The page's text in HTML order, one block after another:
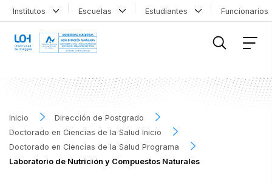
Institutos Escuelas Estudiantes
Inicio
Dirección de Postgrado
Doctorado en Ciencias de la Salud Inicio
Doctorado en Ciencias de la Salud Programa
Laboratorio de Nutrición y Compuestos Naturales